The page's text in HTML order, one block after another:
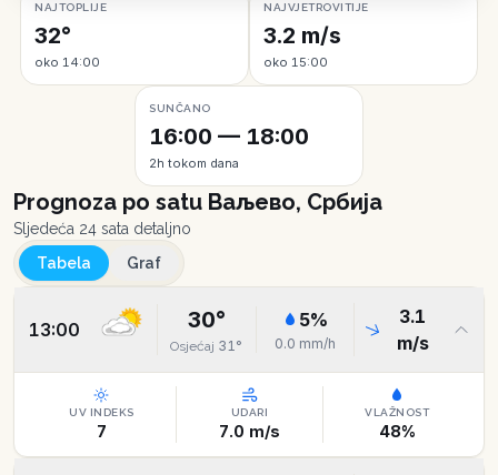
NAJTOPLIJE
32°
oko 14:00
NAJVJETROVITIJE
3.2 m/s
oko 15:00
SUNČANO
16:00 — 18:00
2h tokom dana
Prognoza po satu Ваљево, Србија
Sljedeća 24 sata detaljno
Tabela
Graf
13:00 30°
Osjećaj 31°
5%
0.0 mm/h
3.1
m/s
UV INDEKS
7
UDARI
7.0 m/s
VLAŽNOST
48%